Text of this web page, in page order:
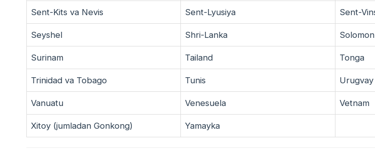
Sent-Kits va Nevis Sent-Lyusiya Sent-
Seyshel Shri-Lanka Solomon
Surinam Tailand Tonga
Trinidad va Tobago Tunis
Vanuatu Venesuela Vetnam
Xitoy (jumladan Gonkong) Yamayka